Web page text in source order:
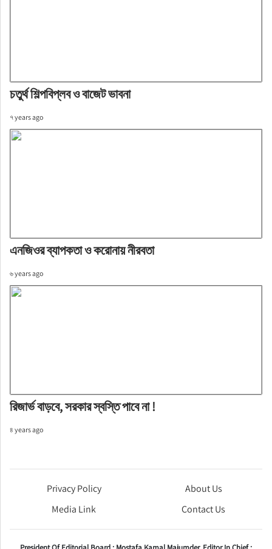
চতুর্থ শিল্পবিপ্লব ও বাজেট ভাবনা
৭ years ago
এনজিওর ব্যাপকতা ও করোনায় নীরবতা
৬ years ago
রিজার্ভ বাড়বে, সরকার স্বস্তি পাবে না !
৪ years ago
Privacy Policy
About Us
Media Link
Contact Us